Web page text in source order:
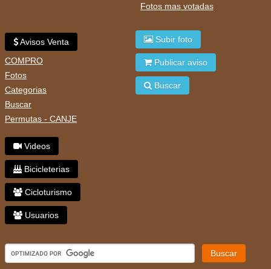
Fotos mas votadas
Avisos Venta
COMPRO
Fotos
Categorias
Buscar
Permutas - CANJE
Videos
Bicicleterias
Cicloturismo
Usuarios
Subir foto
Publicar aviso
Buscar
Buscar